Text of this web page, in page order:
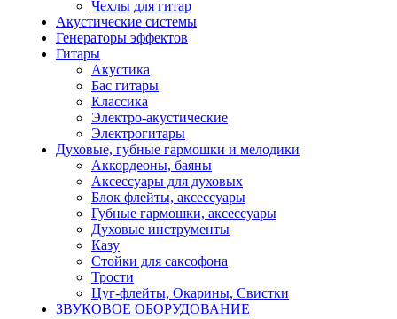
Чехлы для гитар
Акустические системы
Генераторы эффектов
Гитары
Акустика
Бас гитары
Классика
Электро-акустические
Электрогитары
Духовые, губные гармошки и мелодики
Аккордеоны, баяны
Аксессуары для духовых
Блок флейты, аксессуары
Губные гармошки, аксессуары
Духовые инструменты
Казу
Стойки для саксофона
Трости
Цуг-флейты, Окарины, Свистки
ЗВУКОВОЕ ОБОРУДОВАНИЕ